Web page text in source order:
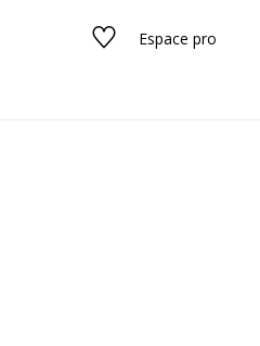
Espace pro